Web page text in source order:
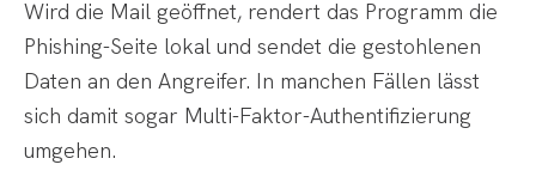
Wird die Mail geöffnet, rendert das Programm die
Phishing-Seite lokal und sendet die gestohlenen
Daten an den Angreifer. In manchen Fällen lässt
sich damit sogar Multi-Faktor-Authentifizierung
umgehen.